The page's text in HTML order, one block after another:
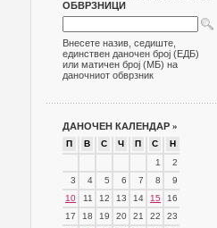
ОБВРЗНИЦИ
Внесете назив, седиште,
единствен даночен број (ЕДБ)
или матичен број (МБ) на
даночниот обврзник
ДАНОЧЕН КАЛЕНДАР »
П В С Ч П С
Н
1
2
3
4 5 6 7 8
9
10
11 12 13 14 15
16
17
18 19 20 21 22
23